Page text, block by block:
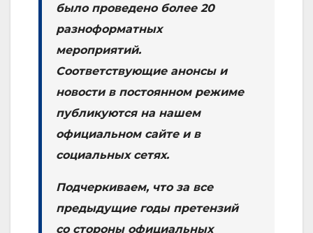
было проведено более 20
разноформатных
мероприятий.
Соответствующие анонсы и
новости в постоянном режиме
публикуются на нашем
официальном сайте и в
социальных сетях.
Подчеркиваем, что за все
предыдущие годы претензий
со стороны официальных